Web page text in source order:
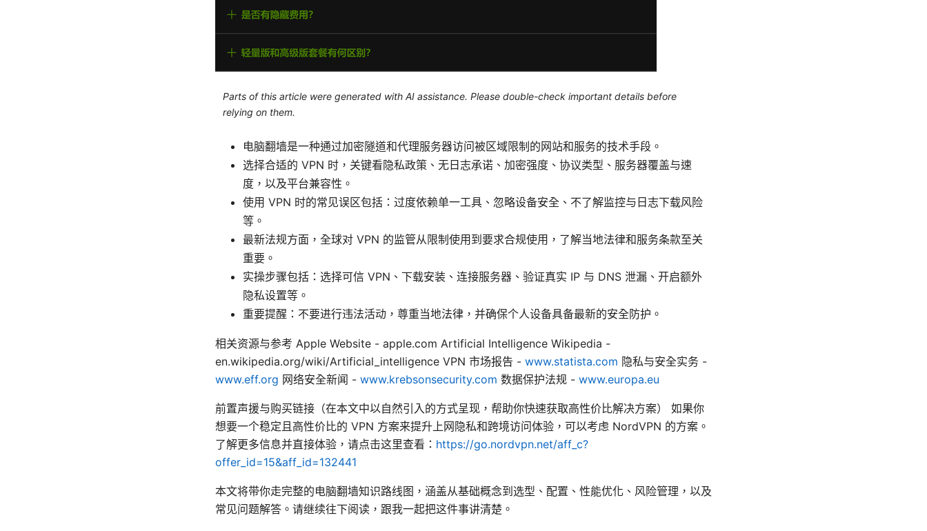
Parts of this article were generated with AI assistance. Please double-check important details before
relying on them.
电脑翻墙是一种通过加密隧道和代理服务器访问被区域限制的网站和服务的技术手段。
选择合适的 VPN 时，关键看隐私政策、无日志承诺、加密强度、协议类型、服务器覆盖与速
度，以及平台兼容性。
使用 VPN 时的常见误区包括：过度依赖单一工具、忽略设备安全、不了解监控与日志下载风险
等。
最新法规方面，全球对 VPN 的监管从限制使用到要求合规使用，了解当地法律和服务条款至关
重要。
实操步骤包括：选择可信 VPN、下载安装、连接服务器、验证真实 IP 与 DNS 泄漏、开启额外
隐私设置等。
重要提醒：不要进行违法活动，尊重当地法律，并确保个人设备具备最新的安全防护。
相关资源与参考 Apple Website - apple.com Artificial Intelligence Wikipedia -
en.wikipedia.org/wiki/Artificial_intelligence VPN 市场报告 - www.statista.com 隐私与安全实务 -
www.eff.org 网络安全新闻 - www.krebsonsecurity.com 数据保护法规 - www.europa.eu
前置声援与购买链接（在本文中以自然引入的方式呈现，帮助你快速获取高性价比解决方案） 如果你
想要一个稳定且高性价比的 VPN 方案来提升上网隐私和跨境访问体验，可以考虑 NordVPN 的方案。
了解更多信息并直接体验，请点击这里查看： https://go.nordvpn.net/aff_c?
offer_id=15&aff_id=132441
本文将带你走完整的电脑翻墙知识路线图，涵盖从基础概念到选型、配置、性能优化、风险管理，以及
常见问题解答。请继续往下阅读，跟我一起把这件事讲清楚。